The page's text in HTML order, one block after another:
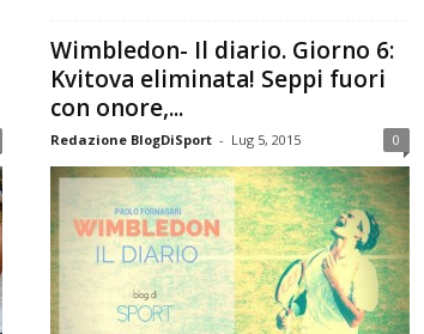
Wimbledon- Il diario. Giorno 6:
Kvitova eliminata! Seppi fuori
con onore,...
Redazione BlogDiSport - Lug 5, 2015 0